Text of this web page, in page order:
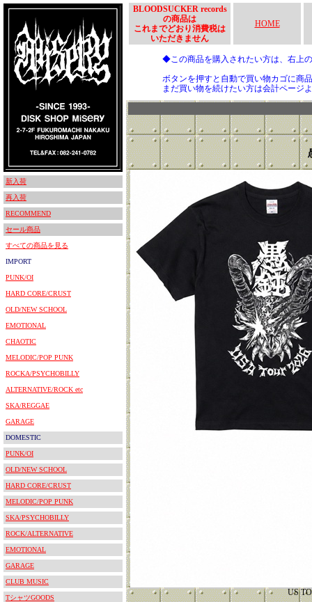
新入荷
再入荷
RECOMMEND
セール商品
すべての商品を見る
IMPORT
PUNK/OI
HARD CORE/CRUST
OLD/NEW SCHOOL
EMOTIONAL
CHAOTIC
MELODIC/POP PUNK
ROCKA/PSYCHOBILLY
ALTERNATIVE/ROCK etc
SKA/REGGAE
GARAGE
DOMESTIC
PUNK/OI
OLD/NEW SCHOOL
HARD CORE/CRUST
MELODIC/POP PUNK
SKA/PSYCHOBILLY
ROCK/ALTERNATIVE
EMOTIONAL
GARAGE
CLUB MUSIC
TシャツGOODS
BLOODSUCKER records
の商品は
これまでどおり消費税は
いただきません
HOME
◆この商品を購入されたい方は、右上
ボタンを押すと自動で買い物カゴに商
まだ買い物を続けたい方は会計ページ
US